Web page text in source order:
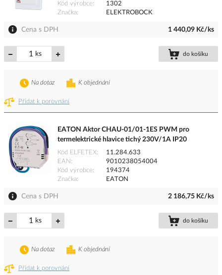
Kód výrobce
1302
Značka
ELEKTROBOCK
Cena s DPH 1 440,09 Kč/ks
ks do košíku
Přidat k porovnání
K objednání
Na dotaz
EATON Aktor CHAU-01/01-1ES PWM pro
termelektrické hlavice tichý 230V/1A IP20
Kód ELFETEX
11.284.633
EAN
9010238054004
Kód výrobce
194374
Značka
EATON
Cena s DPH 2 186,75 Kč/ks
ks do košíku
Přidat k porovnání
K objednání
Na dotaz